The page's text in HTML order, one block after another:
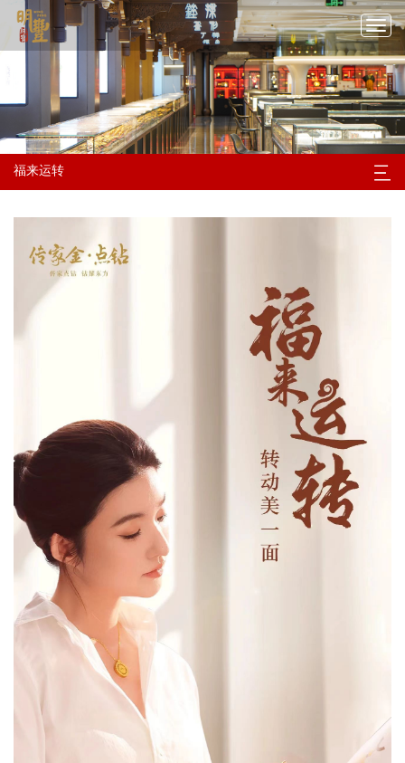
切
换
导
航
福来运转